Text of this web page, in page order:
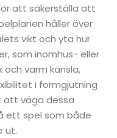
att säkerställa att
håller över
vikt och yta hur
som inomhus- eller
och varm känsla,
i formgjutning
att väga dessa
ett spel som både
ut.